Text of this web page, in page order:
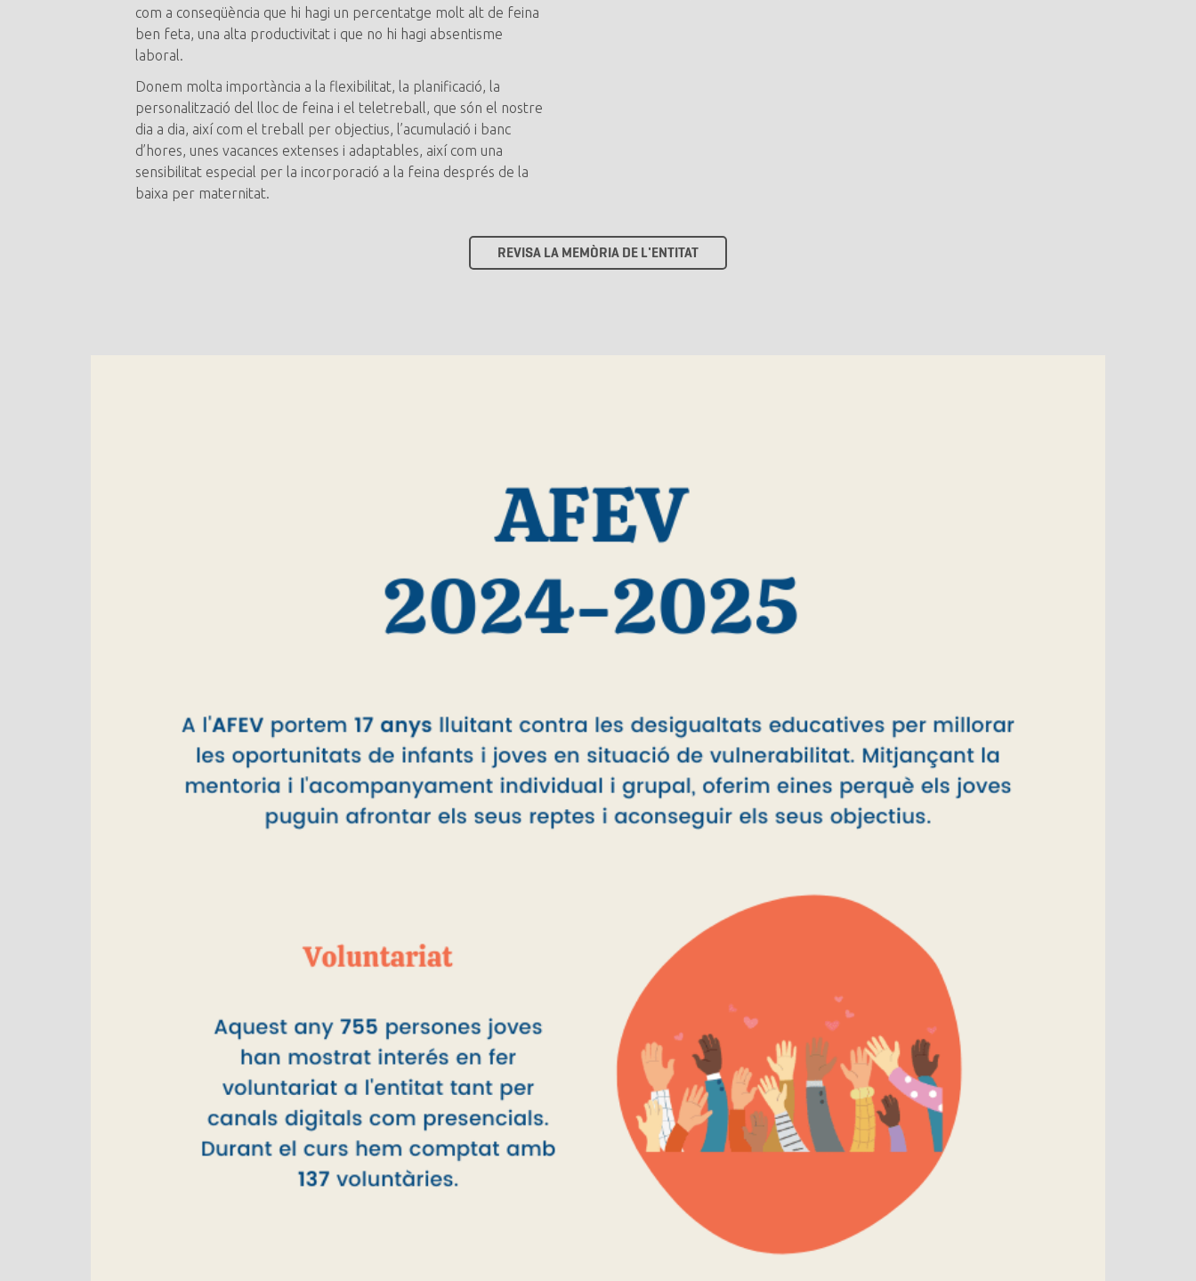
com a conseqüència que hi hagi un percentatge molt alt de feina
ben feta, una alta productivitat i que no hi hagi absentisme
laboral.
Donem molta importància a la flexibilitat, la planificació, la
personalització del lloc de feina i el teletreball, que són el nostre
dia a dia, així com el treball per objectius, l’acumulació i banc
d’hores, unes vacances extenses i adaptables, així com una
sensibilitat especial per la incorporació a la feina després de la
baixa per maternitat.
REVISA LA MEMÒRIA DE L'ENTITAT